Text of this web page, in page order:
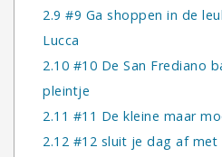
2.9 #9 Ga shoppen in de
Lucca
2.10 #10 De San Frediano
pleintje
2.11 #11 De kleine maar
2.12 #12 sluit je dag af met